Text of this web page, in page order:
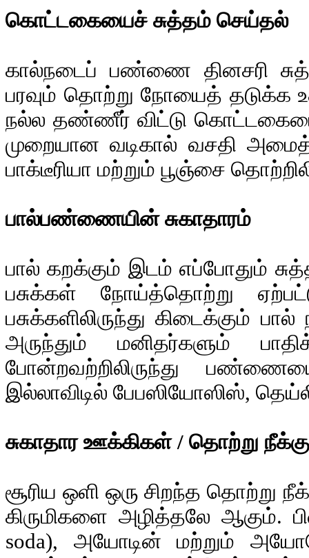
கொட்டகையைச் சுத்தம் செய்தல்
கால்நடைப் பண்ணை தினசரி
பரவும் தொற்று நோயைத் தடுக்க
நல்ல தண்ணீர் விட்டு
முறையான வடிகால் வசதி
பாக்டீரியா மற்றும் பூஞ்சை
பால்பண்ணையின் சுகாதாரம்
பால் கறக்கும் இடம் எப்போதும்
பசுக்கள் நோய்த்தொற்று
பசுக்களிலிருந்து கிடைக்கும்
அருந்தும் மனிதர்களும்
போன்றவற்றிலிருந்து
இல்லாவிடில் பேபஸியோஸிஸ்,
சுகாதார ஊக்கிகள் / தொற்று
சூரிய ஒளி ஒரு சிறந்த தொற்று
கிருமிகளை அழித்தலே ஆகும்.
soda), அயோடின் மற்றும்